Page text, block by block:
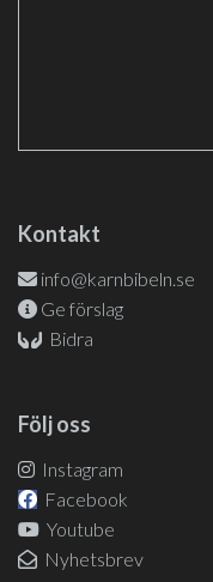
Kontakt
info@karnbibeln.se
Ge förslag
Bidra
Följ oss
Instagram
Facebook
Youtube
Nyhetsbrev